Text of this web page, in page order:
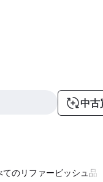
中古
てのリファービッシュ品